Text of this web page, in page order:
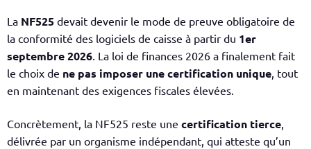
La NF525 devait devenir le mode de preuve obligatoire de
la conformité des logiciels de caisse à partir du 1er
septembre 2026. La loi de finances 2026 a finalement fait
le choix de ne pas imposer une certification unique, tout
en maintenant des exigences fiscales élevées.
Concrètement, la NF525 reste une certification tierce,
délivrée par un organisme indépendant, qui atteste qu’un